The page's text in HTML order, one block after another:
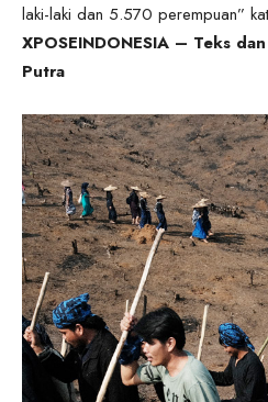
laki-laki dan 5.570 perempuan”
XPOSEINDONESIA – Teks
Putra